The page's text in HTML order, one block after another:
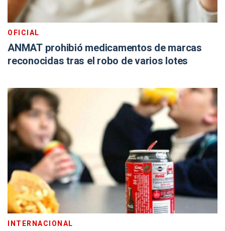
OFICIAL
ANMAT prohibió medicamentos de marcas
reconocidas tras el robo de varios lotes
INTERNACIONAL